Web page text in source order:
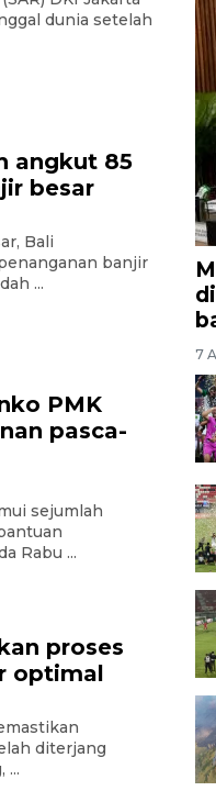
dunia setelah
angkut 85
besar
Bali
banjir
...
PMK
pasca-
sejumlah
Rabu ...
proses
optimal
diterjang
...
7